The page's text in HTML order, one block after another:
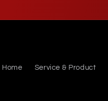
Home Service & Product